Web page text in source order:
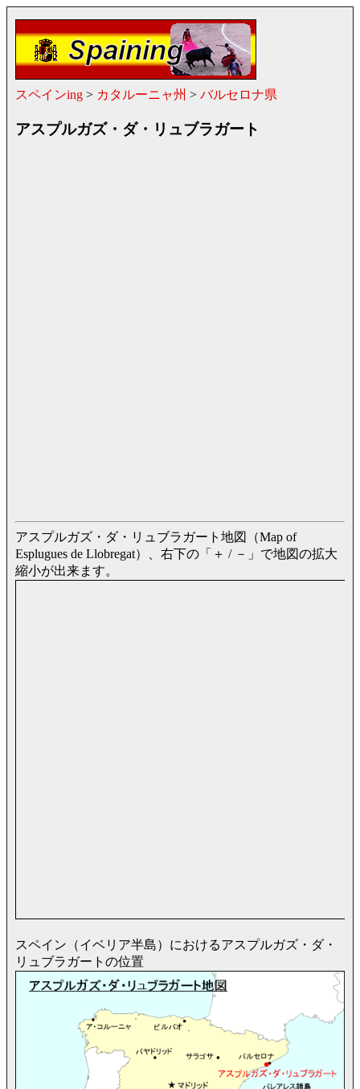
スペインing > カタルーニャ州 > バルセロナ県
アスプルガズ・ダ・リュブラガート
アスプルガズ・ダ・リュブラガート地図（Map of
Esplugues de Llobregat）、右下の「＋ / －」で地図の拡大
縮小が出来ます。
スペイン（イベリア半島）におけるアスプルガズ・ダ・
リュブラガートの位置